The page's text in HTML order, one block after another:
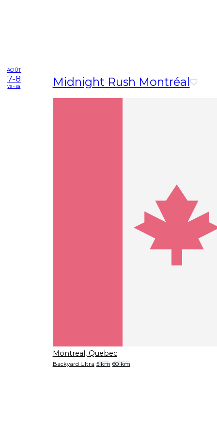
AOÛT
7-8
ve - sa Midnight Rush Montréal
Montreal, Quebec
Backyard Ultra 5 km 60 km